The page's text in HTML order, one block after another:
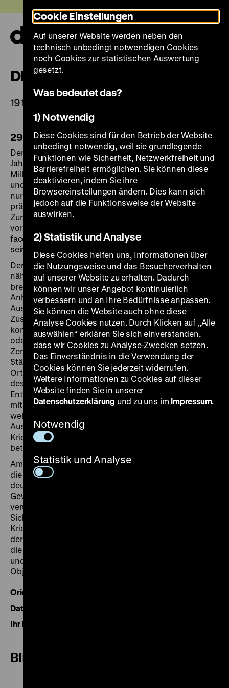
zum
Seiteninhalt
springen
DIE AUSSTELLUNG
1914–1918. DER ERSTE WELTKRIEG
29. Mai bis 30. November 2014
Der Erste Weltkrieg gilt als die "Urkatastrophe" des 20.
Jahrhunderts. Neun Millionen Soldaten und fast sechs
Millionen Zivilisten starben im ersten industrialisierten
und totalen Krieg der Geschichte. Er veränderte nicht
nur die nachfolgenden bewaffneten Konflikte, sondern
prägte langfristig das politische Denken und Handeln.
Zum Gedenken an den Beginn des Kriegsgeschehens
vor 100 Jahren zeigt die Ausstellung einen
facettenreichen Überblick des Ersten Weltkriegs sowie
seiner Voraussetzungen und Folgen.
Der bis dahin ungekannten Eskalation von Gewalt
nähert sich "1914-1918. Der Erste Weltkrieg" in einer
breiten europäischen und globalen Perspektive.
Anhand von 14 markanten Orten entwirft die
Ausstellung eine Übersicht der Ereignisse und ihrer
Zusammenhänge. Bei den Orten handelt es sich um
konkrete Schlachtfelder – etwa Verdun, Tannenberg
oder Gallipoli – aber auch um politisch-kulturelle
Zentren wie Petrograd oder Berlin sowie besetzte
Städte und Regionen wie Brüssel oder Galizien. Alle
Orte stehen für wichtige Stationen und Situationen
des Krieges. Sie verweisen auf übergreifende
Entwicklungen: die Modernisierung der Kriegstechnik
mit ihren verheerenden Folgen für die Menschen, die
weltumspannende Kriegswirtschaft, die globale
Ausweitung der Kämpfe sowie die Totalisierung des
Krieges, der nicht nur die Soldaten an den Fronten
betraf, sondern die gesamte Bevölkerung mobilisierte.
Am Beispiel einzelner Biografien macht die Ausstellung
die unterschiedlichen Perspektiven auf die Ereignisse
deutlich und lässt die dramatischen
Gewalterfahrungen erahnen, die dieser „Große Krieg“
verursachte. Präsentiert werden die Schicksale und
Sichtweisen von bekannten Personen wie dem
Kriegsfreiwilligen und Schriftsteller Ernst Jünger oder
der Malerin und Bildhauerin Käthe Kollwitz. Aber auch
die Kriegserlebnisse von wenig bekannten Soldaten
und Zivilisten sind in der Ausstellung anhand von
Objekten, Briefen oder Fotos erfahrbar.
Orientierung
Daten und Fakten
Ihr Besuch
BILDER ZUR AUSSTELLUNG
Cookie Einstellungen
Auf unserer Website werden neben den
technisch unbedingt notwendigen Cookies
noch Cookies zur statistischen Auswertung
gesetzt.
Was bedeutet das?
1) Notwendig
Diese Cookies sind für den Betrieb der Website
unbedingt notwendig, weil sie grundlegende
Funktionen wie Sicherheit, Netzwerkfreiheit und
Barrierefreiheit ermöglichen. Sie können diese
deaktivieren, indem Sie ihre
Browsereinstellungen ändern. Dies kann sich
jedoch auf die Funktionsweise der Website
auswirken.
2) Statistik und Analyse
Diese Cookies helfen uns, Informationen über
die Nutzungsweise und das Besucherverhalten
auf unserer Website zu erhalten. Dadurch
können wir unser Angebot kontinuierlich
verbessern und an Ihre Bedürfnisse anpassen.
Sie können die Website auch ohne diese
Analyse Cookies nutzen. Durch Klicken auf „Alle
auswählen“ erklären Sie sich einverstanden,
dass wir Cookies zu Analyse-Zwecken setzen.
Das Einverständnis in die Verwendung der
Cookies können Sie jederzeit widerrufen.
Weitere Informationen zu Cookies auf dieser
Website finden Sie in unserer
Datenschutzerklärung und zu uns im Impressum.
Notwendig
Statistik und Analyse